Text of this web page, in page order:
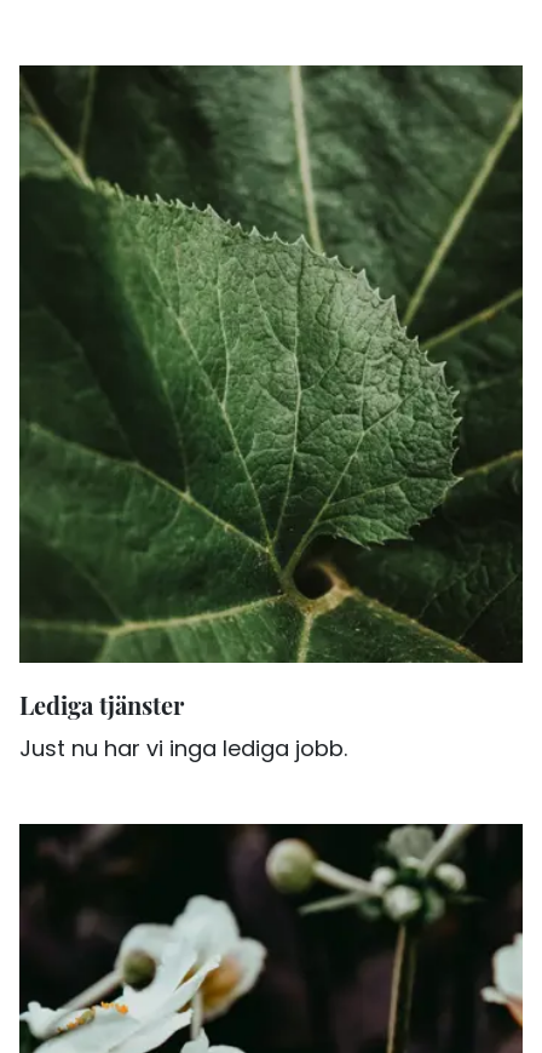
Lediga tjänster
Just nu har vi inga lediga jobb.